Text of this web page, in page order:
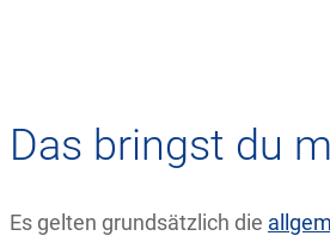
Das bringst du
Es gelten grundsätzlich die